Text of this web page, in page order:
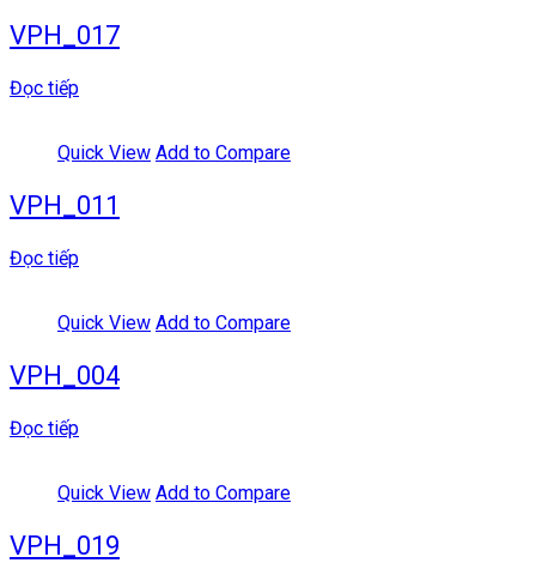
VPH_017
Đọc tiếp
Quick View Add to Compare
VPH_011
Đọc tiếp
Quick View Add to Compare
VPH_004
Đọc tiếp
Quick View Add to Compare
VPH_019